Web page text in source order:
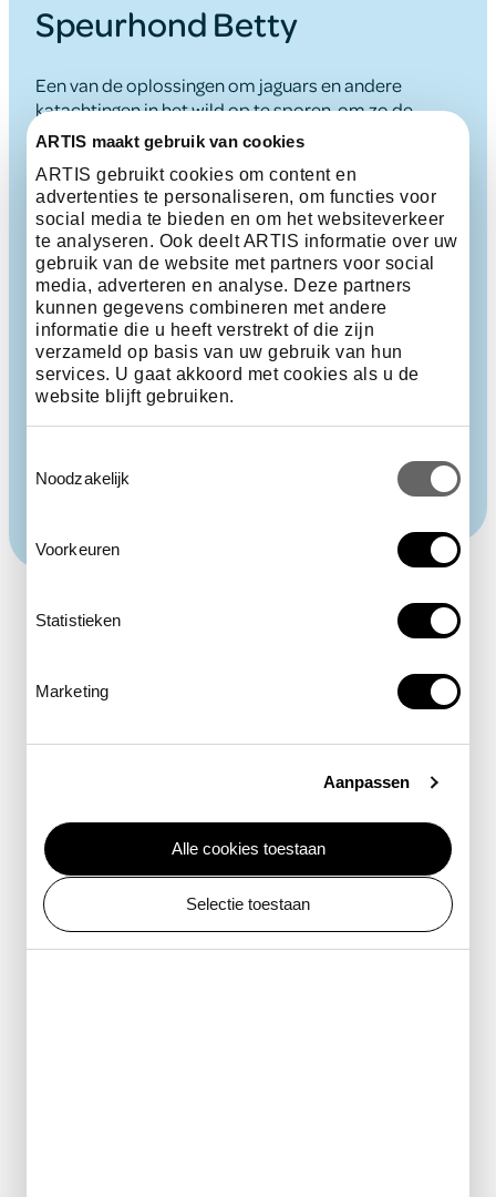
ARTIS maakt gebruik van cookies
ARTIS gebruikt cookies om content en
advertenties te personaliseren, om functies voor
social media te bieden en om het websiteverkeer
te analyseren. Ook deelt ARTIS informatie over uw
gebruik van de website met partners voor social
media, adverteren en analyse. Deze partners
kunnen gegevens combineren met andere
informatie die u heeft verstrekt of die zijn
verzameld op basis van uw gebruik van hun
services. U gaat akkoord met cookies als u de
website blijft gebruiken.
Noodzakelijk
Voorkeuren
Statistieken
Marketing
Aanpassen
Alle cookies toestaan
Selectie toestaan
Speurhond Betty
Een van de oplossingen om jaguars en andere
katachtingen in het wild op te sporen, om zo de
populatie beter in kaart te brengen, is het inzetten
van speurhonden. Zo werkt ARTIS samen met Scent
Imprint Conservation Dogs en draagt bij aan de
opleiding van speurhond Betty. Tijdens de training
leren de honden de unieke geursporen van een
jaguar te herkennen, zelfs vanaf een boot op het
water. Tijdens de opleiding gebruiken ze daarom o.a.
de poep van de jaguars uit ARTIS. Drie weken geleden
is Betty afgereisd naar Brazilië, met de poep van de
ARTIS-jaguars in de reistas. Daar wordt ze nu verder
getraind. Na deze laatste trainingsfase gaat ze
onderzoekers van het Bioventura Institute
Conservation of Atlantic Forest Fauna helpen bij het
Het laatste
nieuws